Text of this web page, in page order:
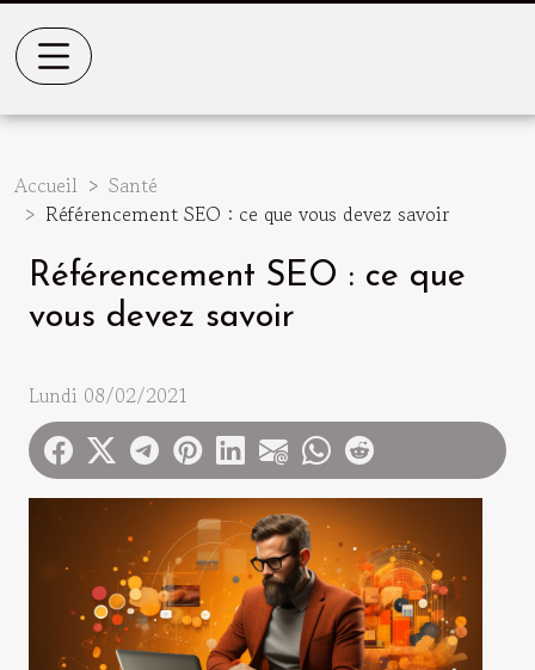
Accueil
Santé
Référencement SEO : ce que vous devez savoir
Référencement SEO : ce que
vous devez savoir
Lundi 08/02/2021